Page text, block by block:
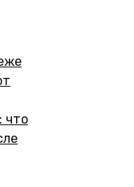
что